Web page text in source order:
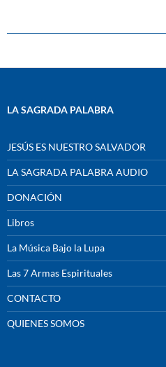
LA SAGRADA PALABRA
JESÚS ES NUESTRO SALVADOR
LA SAGRADA PALABRA AUDIO
DONACIÓN
Libros
La Música Bajo la Lupa
Las 7 Armas Espirituales
CONTACTO
QUIENES SOMOS